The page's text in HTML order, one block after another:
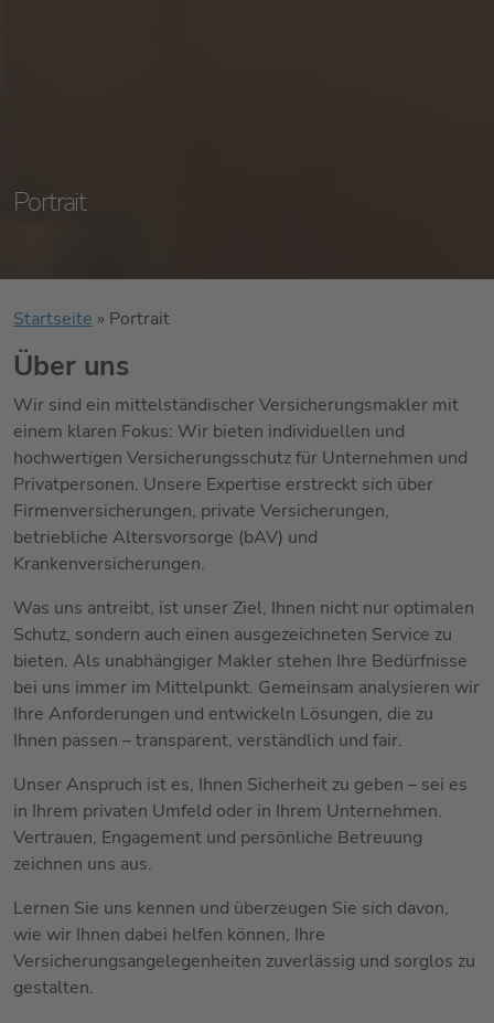
Portrait
Startseite » Portrait
Über uns
Wir sind ein mittelständischer Versicherungsmakler mit
einem klaren Fokus: Wir bieten individuellen und
hochwertigen Versicherungsschutz für Unternehmen und
Privatpersonen. Unsere Expertise erstreckt sich über
Firmenversicherungen, private Versicherungen,
betriebliche Altersvorsorge (bAV) und
Krankenversicherungen.
Was uns antreibt, ist unser Ziel, Ihnen nicht nur optimalen
Schutz, sondern auch einen ausgezeichneten Service zu
bieten. Als unabhängiger Makler stehen Ihre Bedürfnisse
bei uns immer im Mittelpunkt. Gemeinsam analysieren wir
Ihre Anforderungen und entwickeln Lösungen, die zu
Ihnen passen – transparent, verständlich und fair.
Unser Anspruch ist es, Ihnen Sicherheit zu geben – sei es
in Ihrem privaten Umfeld oder in Ihrem Unternehmen.
Vertrauen, Engagement und persönliche Betreuung
zeichnen uns aus.
Lernen Sie uns kennen und überzeugen Sie sich davon,
wie wir Ihnen dabei helfen können, Ihre
Versicherungsangelegenheiten zuverlässig und sorglos zu
gestalten.